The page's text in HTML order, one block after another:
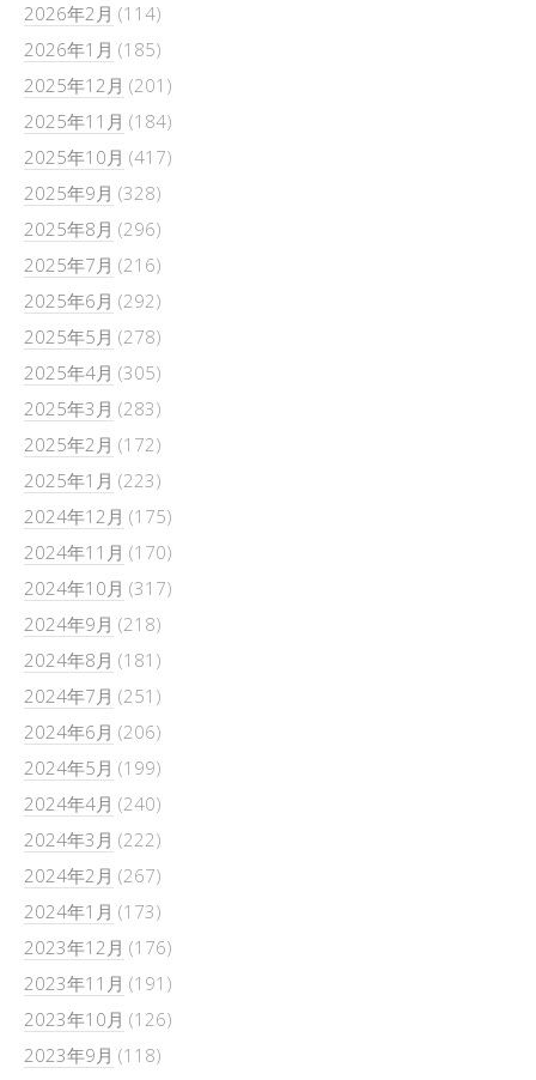
2026年2月 (114)
2026年1月 (185)
2025年12月 (201)
2025年11月 (184)
2025年10月 (417)
2025年9月 (328)
2025年8月 (296)
2025年7月 (216)
2025年6月 (292)
2025年5月 (278)
2025年4月 (305)
2025年3月 (283)
2025年2月 (172)
2025年1月 (223)
2024年12月 (175)
2024年11月 (170)
2024年10月 (317)
2024年9月 (218)
2024年8月 (181)
2024年7月 (251)
2024年6月 (206)
2024年5月 (199)
2024年4月 (240)
2024年3月 (222)
2024年2月 (267)
2024年1月 (173)
2023年12月 (176)
2023年11月 (191)
2023年10月 (126)
2023年9月 (118)